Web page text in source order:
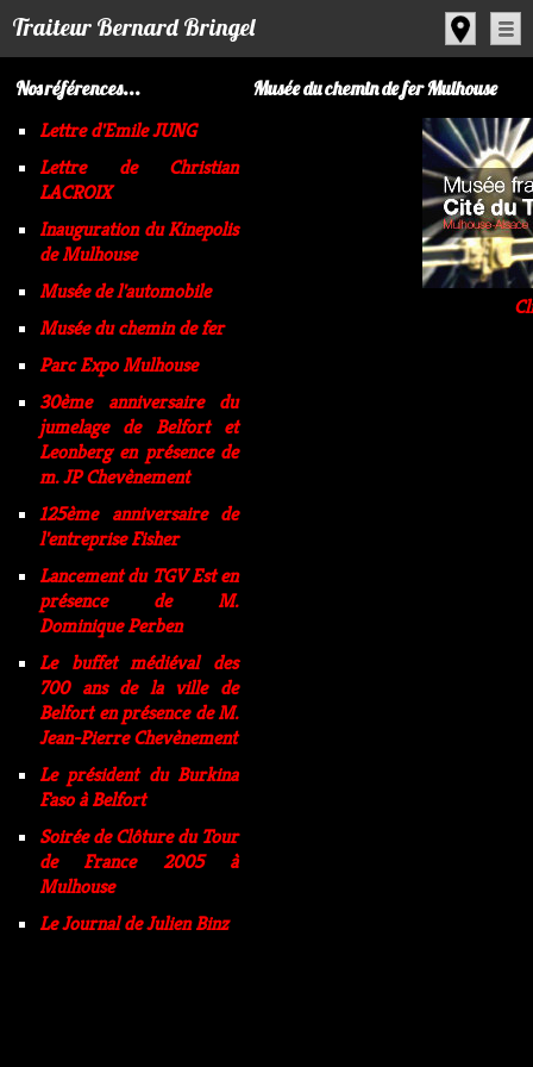
Traiteur Bernard Bringel
Nos références...
Lettre d'Emile JUNG
Lettre de Christian
LACROIX
Inauguration du Kinepolis
de Mulhouse
Musée de l'automobile
Musée du chemin de fer
Parc Expo Mulhouse
30ème anniversaire du
jumelage de Belfort et
Leonberg en présence de
m. JP Chevènement
125ème anniversaire de
l'entreprise Fisher
Lancement du TGV Est en
présence de M.
Dominique Perben
Le buffet médiéval des
700 ans de la ville de
Belfort en présence de M.
Jean-Pierre Chevènement
Le président du Burkina
Faso à Belfort
Soirée de Clôture du Tour
de France 2005 à
Mulhouse
Le Journal de Julien Binz
Musée du chemin de fer Mulhouse
Panneau de gestion des cookies